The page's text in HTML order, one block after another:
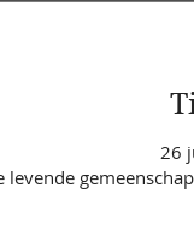
26
levende